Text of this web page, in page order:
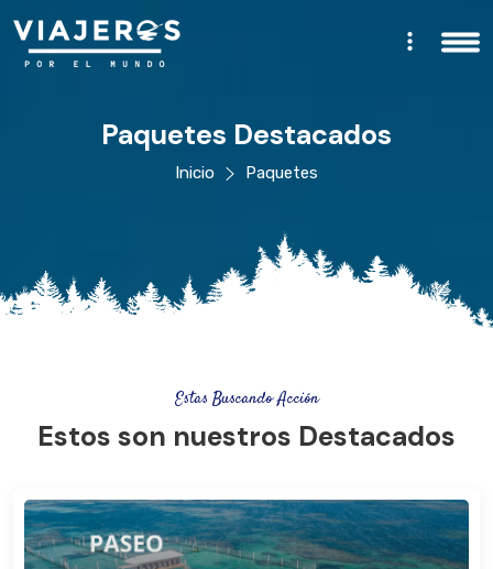
Paquetes Destacados
Inicio Paquetes
Estas Buscando Acción
Estos son nuestros Destacados